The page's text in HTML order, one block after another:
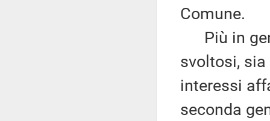
Comune.
Più in
svoltosi,
interessi
seconda